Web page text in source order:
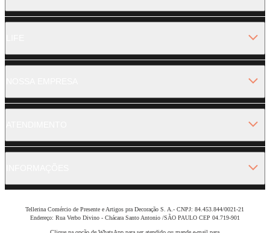
Tellerina Comércio de Presente e Artigos pra Decoração S. A.- CNPJ: 84.453.844/0021-21
Endereço: Rua Verbo Divino - Chácara Santo Antonio /SÃO PAULO CEP 04.719-901